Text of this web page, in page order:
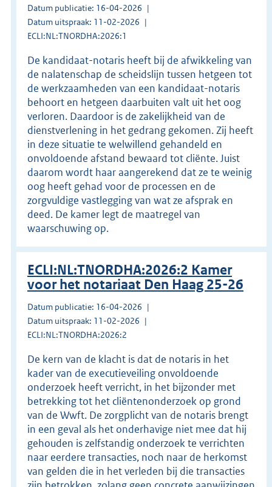
Datum publicatie: 16-04-2026
Datum uitspraak: 11-02-2026
ECLI:NL:TNORDHA:2026:1
De kandidaat-notaris heeft bij de afwikkeling van
de nalatenschap de scheidslijn tussen hetgeen tot
de werkzaamheden van een kandidaat-notaris
behoort en hetgeen daarbuiten valt uit het oog
verloren. Daardoor is de zakelijkheid van de
dienstverlening in het gedrang gekomen. Zij heeft
in deze situatie te welwillend gehandeld en
onvoldoende afstand bewaard tot cliënte. Juist
daarom wordt haar aangerekend dat ze te weinig
oog heeft gehad voor de processen en de
zorgvuldige vastlegging van wat ze afsprak en
deed. De kamer legt de maatregel van
waarschuwing op.
ECLI:NL:TNORDHA:2026:2 Kamer
voor het notariaat Den Haag 25-26
Datum publicatie: 16-04-2026
Datum uitspraak: 11-02-2026
ECLI:NL:TNORDHA:2026:2
De kern van de klacht is dat de notaris in het
kader van de executieveiling onvoldoende
onderzoek heeft verricht, in het bijzonder met
betrekking tot het cliëntenonderzoek op grond
van de Wwft. De zorgplicht van de notaris brengt
in een geval als het onderhavige niet mee dat hij
gehouden is zelfstandig onderzoek te verrichten
naar eerdere transacties, noch naar de herkomst
van gelden die in het verleden bij die transacties